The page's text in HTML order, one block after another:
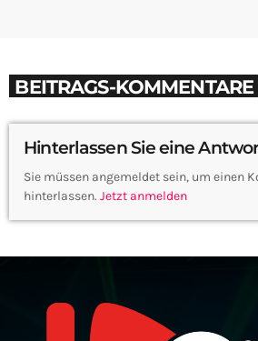
BEITRAGS-
Hinterlassen Sie eine
Sie müssen angemeldet sein, um einen
hinterlassen. Jetzt anmelden